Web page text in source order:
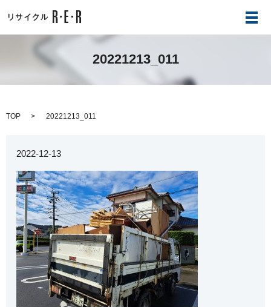
メ
20221213_011
TOP 20221213_011
2022-12-13